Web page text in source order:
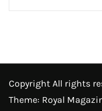
Copyright All rights
Theme: Royal